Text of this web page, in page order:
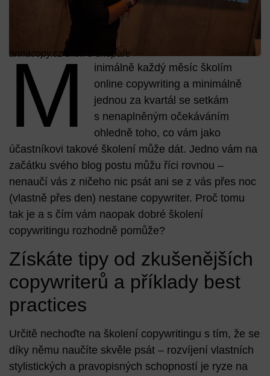
annacopy.cz školí e-shopaře
M
inimálně každý měsíc školím
online copywriting a minimálně
jednou za kvartál se setkám
s nenaplněným očekáváním
ohledně toho, co vám jako
účastníkovi takové školení může dát. Jedno vám na
začátku svého blog postu můžu říci rovnou –
nenaučí vás z ničeho nic psát ani se z vás přes noc
(vlastně přes den) nestane copywriter. Proč tomu
tak je a s čím vám naopak dobré školení
copywritingu rozhodně pomůže?
Získáte tipy od zkušenějších
copywriterů a příklady best
practices
Určitě nechoďte na školení copywritingu s tím, že se
díky němu naučíte skvěle psát – rozvíjení vlastních
stylistických a pravopisných schopností je ryze na